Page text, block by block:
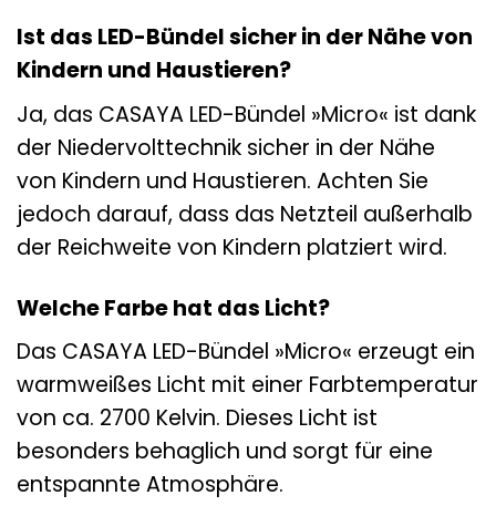
Ist das LED-Bündel sicher in der Nähe von
Kindern und Haustieren?
Ja, das CASAYA LED-Bündel »Micro« ist dank
der Niedervolttechnik sicher in der Nähe
von Kindern und Haustieren. Achten Sie
jedoch darauf, dass das Netzteil außerhalb
der Reichweite von Kindern platziert wird.
Welche Farbe hat das Licht?
Das CASAYA LED-Bündel »Micro« erzeugt ein
warmweißes Licht mit einer Farbtemperatur
von ca. 2700 Kelvin. Dieses Licht ist
besonders behaglich und sorgt für eine
entspannte Atmosphäre.